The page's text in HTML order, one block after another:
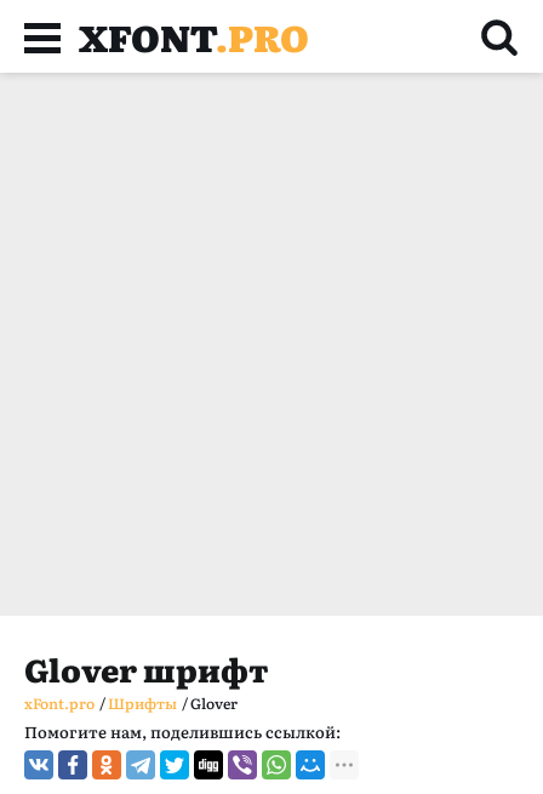
XFONT.PRO
Glover шрифт
xFont.pro /Шрифты /Glover
Помогите нам, поделившись ссылкой: